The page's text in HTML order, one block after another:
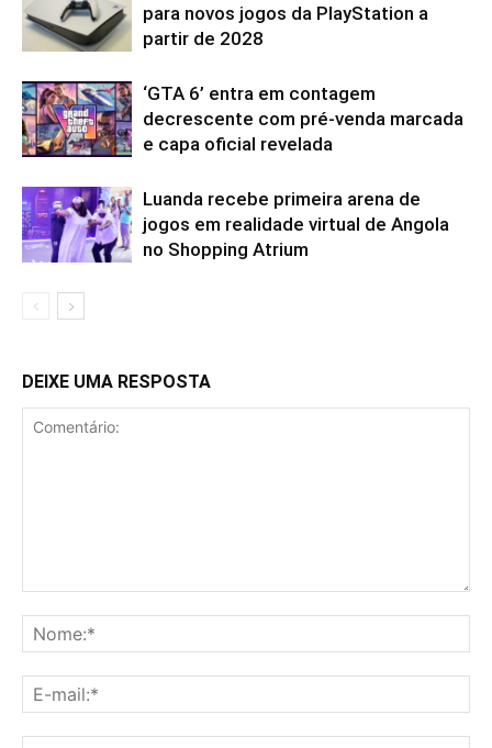
para novos jogos da PlayStation a
partir de 2028
‘GTA 6’ entra em contagem
decrescente com pré-venda marcada
e capa oficial revelada
Luanda recebe primeira arena de
jogos em realidade virtual de Angola
no Shopping Atrium
DEIXE UMA RESPOSTA